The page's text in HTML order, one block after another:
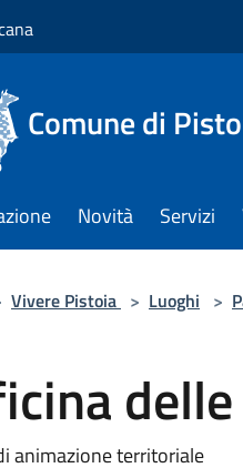
Comune di
Novità Servizi
Vivere Pistoia > Luoghi >
animazione territoriale